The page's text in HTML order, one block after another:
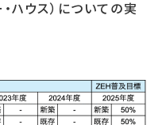
ハウス）についての実